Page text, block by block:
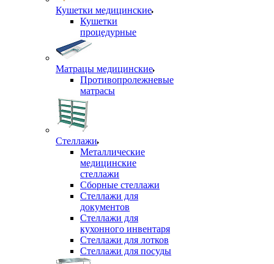
Кушетки медицинские
Кушетки
процедурные
Матрацы медицинские
Противопролежневые
матрасы
Стеллажи
Металлические
медицинские
стеллажи
Сборные стеллажи
Стеллажи для
документов
Стеллажи для
кухонного инвентаря
Стеллажи для лотков
Стеллажи для посуды